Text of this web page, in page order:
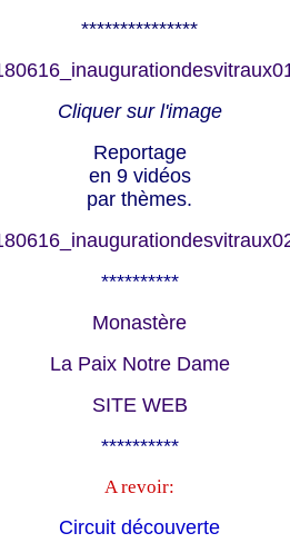
***************
Cliquer sur l'image
Reportage
en 9 vidéos
par thèmes.
**********
Monastère
La Paix Notre Dame
SITE WEB
**********
A revoir:
Circuit découverte